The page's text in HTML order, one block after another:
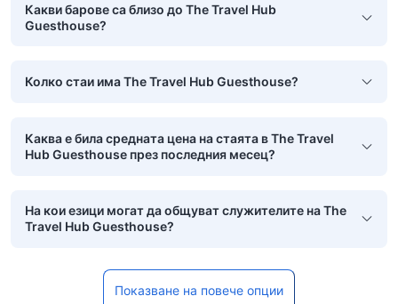
Какви барове са близо до The Travel Hub
Guesthouse?
Колко стаи има The Travel Hub Guesthouse?
Каква е била средната цена на стаята в The Travel
Hub Guesthouse през последния месец?
На кои езици могат да общуват служителите на The
Travel Hub Guesthouse?
Показване на повече опции